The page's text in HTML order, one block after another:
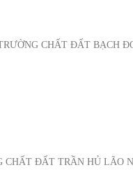
CHẤT ĐẤT BẠCH
CHẤT ĐẤT TRẦN HỦ LÃO